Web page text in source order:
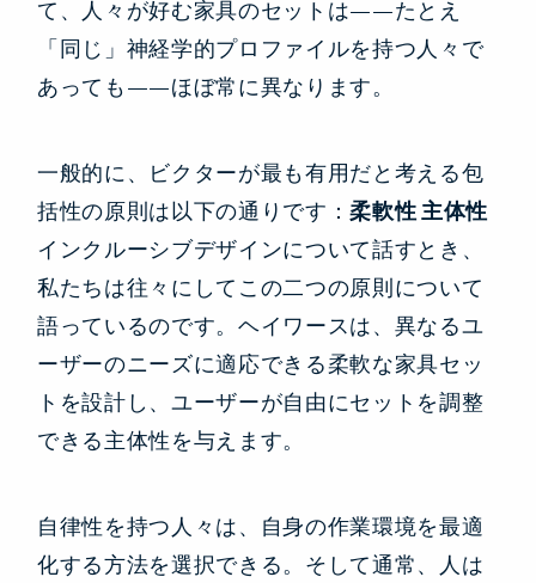
て、人々が好む家具のセットは——たとえ
「同じ」神経学的プロファイルを持つ人々で
あっても——ほぼ常に異なります。
一般的に、ビクターが最も有用だと考える包
括性の原則は以下の通りです：柔軟性 主体性
インクルーシブデザインについて話すとき、
私たちは往々にしてこの二つの原則について
語っているのです。ヘイワースは、異なるユ
ーザーのニーズに適応できる柔軟な家具セッ
トを設計し、ユーザーが自由にセットを調整
できる主体性を与えます。
自律性を持つ人々は、自身の作業環境を最適
化する方法を選択できる。そして通常、人は